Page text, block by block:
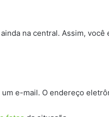
na central. Assim,
e-mail. O endereço